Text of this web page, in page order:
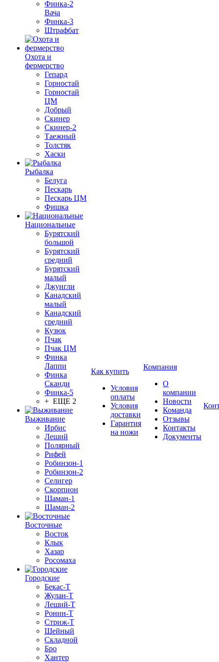
Финка-2
Вача
Финка-3
Штрафбат
Охота и
фермерство
Гепард
Горностай
Горностай
ЦМ
Добрый
Скинер
Скинер-2
Таежный
Толстяк
Хаски
Рыбалка
Белуга
Пескарь
Пескарь ЦМ
Фишка
Национальные
Бурятский
большой
Бурятский
средний
Бурятский
малый
Джунгли
Канадский
малый
Канадский
средний
Кузюк
Пчак
Пчак ЦМ
Финка
Лаппи
Финка
Сканди
Финка-5
+ ЕЩЕ 2
Выживание
Ирбис
Леший
Полярный
Рифей
Робинзон-1
Робинзон-2
Селигер
Скорпион
Шаман-1
Шаман-2
Восточные
Восток
Клык
Хазар
Росомаха
Городские
Бекас-Т
Жулан-Т
Леший-Т
Ронин-Т
Стриж-Т
Шейный
Складной
Бро
Хантер
Как купить
Условия
оплаты
Условия
доставки
Гарантия
на ножи
Компания
О
компании
Новости
Команда
Отзывы
Контакты
Документы